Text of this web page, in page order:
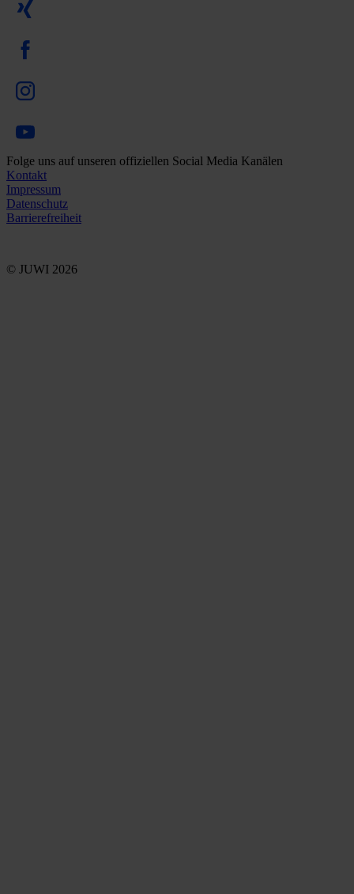
Folge uns auf unseren offiziellen Social Media Kanälen
Kontakt
Impressum
Datenschutz
Barrierefreiheit
© JUWI 2026